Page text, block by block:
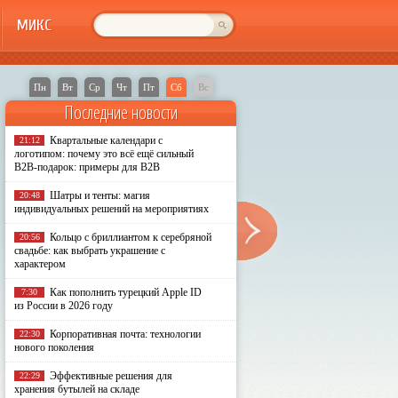
МИКС
Пн Вт Ср Чт Пт Сб Вс
Последние новости
21:12
Квартальные календари с
логотипом: почему это всё ещё сильный
B2B-подарок: примеры для B2B
20:48
Шатры и тенты: магия
индивидуальных решений на мероприятиях
20:56
Кольцо с бриллиантом к серебряной
свадьбе: как выбрать украшение с
характером
7:30
Как пополнить турецкий Apple ID
из России в 2026 году
22:30
Корпоративная почта: технологии
нового поколения
22:29
Эффективные решения для
хранения бутылей на складе